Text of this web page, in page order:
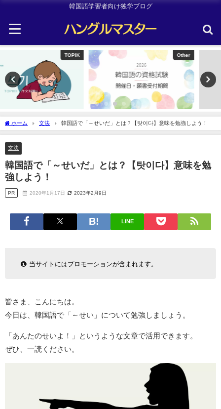
韓国語学習者向け独学ブログ
Other
ホーム 文法 韓国語で「～せいだ」とは？【탓이다】意味を勉強しよう！
文法
韓国語で「～せいだ」とは？【탓이다】意味を勉
強しよう！
PR 2020年1月17日 2023年2月9日
LINE
当サイトにはプロモーションが含まれます。
皆さま、こんにちは。
今日は、韓国語で「～せい」について勉強しましょう。
「あんたのせいよ！」というような文章で活用できます。
ぜひ、一読ください。